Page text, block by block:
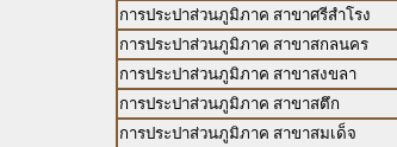
การประปาส่วนภูมิภาค สาขาศรีสำโรง
การประปาส่วนภูมิภาค สาขาสกลนคร
การประปาส่วนภูมิภาค สาขาสงขลา
การประปาส่วนภูมิภาค สาขาสตึก
การประปาส่วนภูมิภาค สาขาสมเด็จ